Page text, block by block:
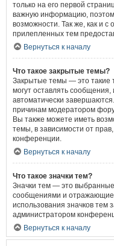
только на его первой
важную информацию,
возможности. Так же, как и
прилепленных тем
Вернуться к началу
Что такое закрытые темы?
Закрытые темы — это такие
могут оставлять
автоматически
причинам модератором
Вы также можете иметь
темы, в зависимости от
конференции.
Вернуться к началу
Что такое значки тем?
Значки тем — это
сообщениями и
использования значков тем
администратором
Вернуться к началу